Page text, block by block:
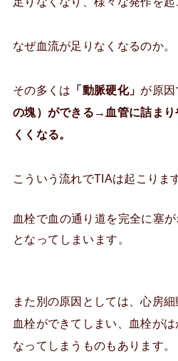
なぜ血流が足りなくなるのか。
その多くは 「動脈硬化」 が原因
の塊）ができる→血管に詰ま
くくなる。
こういう流れでTIAは起こりま
血栓で血の通り道を完全に塞
となってしまいます。
また別の原因としては、心房
血栓ができてしまい、血栓が
なってしまうものもあります。